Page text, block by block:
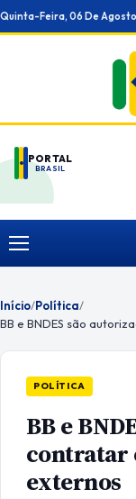
Ir
para
Quinta-Feira, 06 De
PORTAL
BRASIL
Menu
Início/Política/
BB e BNDES são
POLÍTICA
BB e
contratar
externos